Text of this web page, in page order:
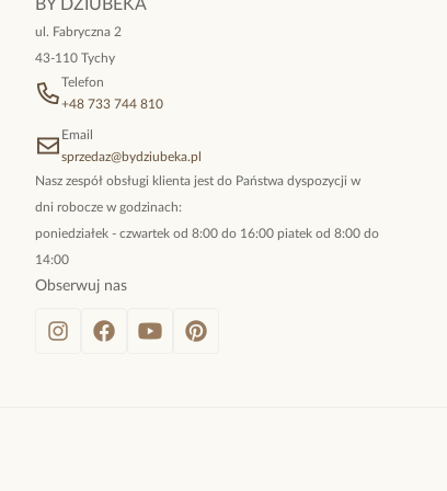
BY DZIUBEKA
ul. Fabryczna 2
43-110 Tychy
Telefon
+48 733 744 810
Email
sprzedaz@bydziubeka.pl
Nasz zespół obsługi klienta jest do Państwa dyspozycji w
dni robocze w godzinach:
poniedziałek - czwartek od 8:00 do 16:00 piatek od 8:00 do
14:00
Obserwuj nas